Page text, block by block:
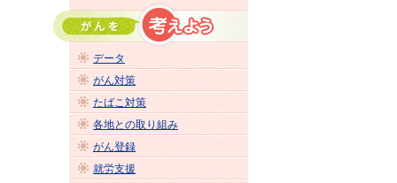
データ
がん対策
たばこ対策
各地との取り組み
がん登録
就労支援